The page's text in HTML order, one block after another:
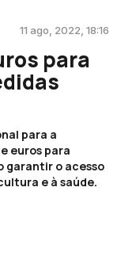
11 ago, 2022, 18:16
para
para a
euros para
garantir o acesso
e à saúde.